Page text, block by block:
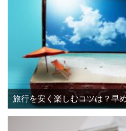
旅行を安く楽しむコツは？早